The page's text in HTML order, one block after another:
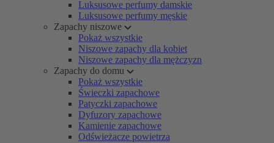
Luksusowe perfumy damskie
Luksusowe perfumy męskie
Zapachy niszowe
Pokaż wszystkie
Niszowe zapachy dla kobiet
Niszowe zapachy dla mężczyzn
Zapachy do domu
Pokaż wszystkie
Świeczki zapachowe
Patyczki zapachowe
Dyfuzory zapachowe
Kamienie zapachowe
Odświeżacze powietrza